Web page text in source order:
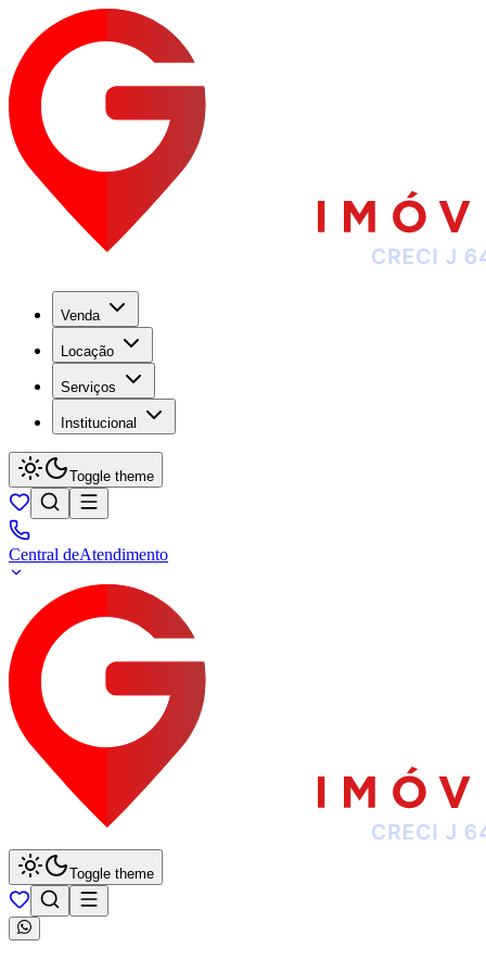
Venda
Locação
Serviços
Institucional
Toggle theme
Central deAtendimento
Toggle theme